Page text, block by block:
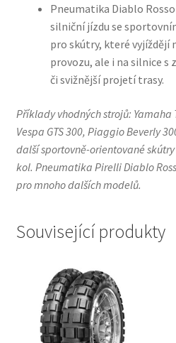
Pneumatika Diablo
silniční jízdu se
pro skútry, které vyjíždějí
provozu, ale i na silnice s
či svižnější projetí trasy.
Příklady vhodných strojů: Yamaha
Vespa GTS 300, Piaggio Beverly
další sportovně-orientované
kol. Pneumatika Pirelli Diablo
pro mnoho dalších modelů.
Související produkty